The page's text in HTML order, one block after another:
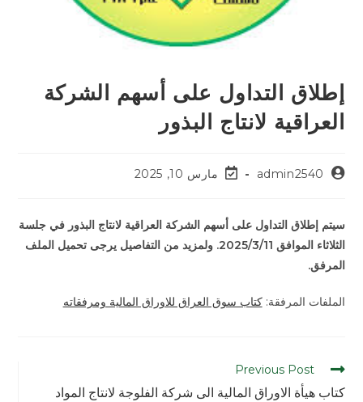
إطلاق التداول على أسهم الشركة
العراقية لانتاج البذور
admin2540 مارس 10, 2025
سيتم إطلاق التداول على أسهم الشركة العراقية لانتاج البذور في جلسة
الثلاثاء الموافق 2025/3/11. ولمزيد من التفاصيل يرجى تحميل الملف
المرفق.
الملفات المرفقة:كتاب سوق العراق للاوراق المالية ومرفقاته
Previous Post
كتاب هيأة الاوراق المالية الى شركة الفلوجة لانتاج المواد